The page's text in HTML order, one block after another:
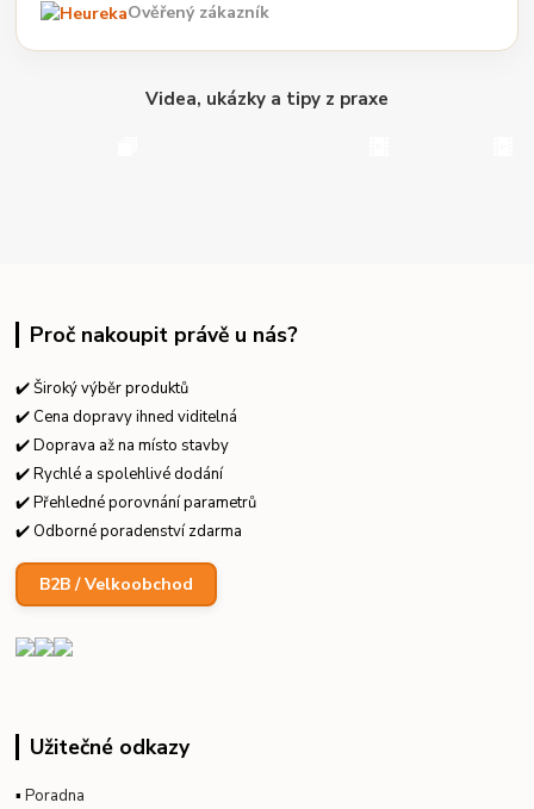
Ověřený zákazník
Videa, ukázky a tipy z praxe
Proč nakoupit právě u nás?
✔️ Široký výběr produktů
✔️ Cena dopravy ihned viditelná
✔️ Doprava až na místo stavby
✔️ Rychlé a spolehlivé dodání
✔️ Přehledné porovnání parametrů
✔️ Odborné poradenství zdarma
B2B / Velkoobchod
Užitečné odkazy
▪Poradna